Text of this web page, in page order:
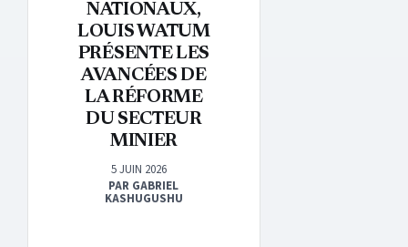
NATIONAUX,
LOUIS WATUM
PRÉSENTE LES
AVANCÉES DE
LA RÉFORME
DU SECTEUR
MINIER
5 JUIN 2026
PAR GABRIEL
KASHUGUSHU